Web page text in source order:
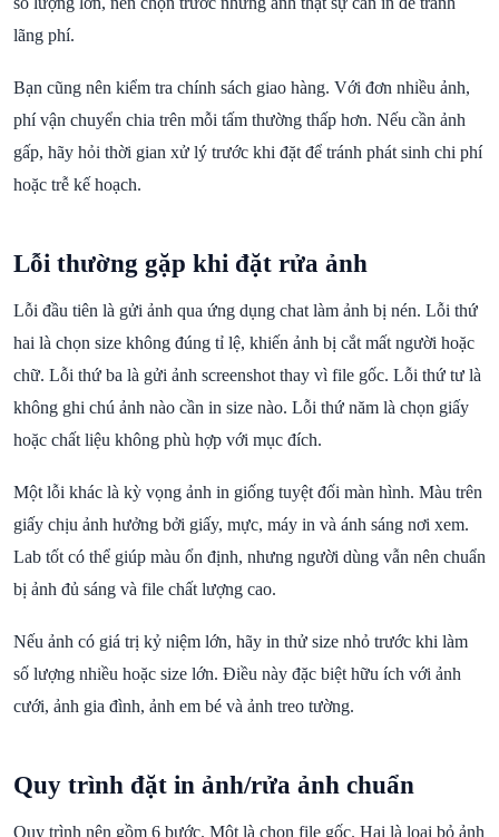
lãng phí.
Bạn cũng nên kiểm tra chính sách giao hàng. Với đơn nhiều ảnh,
phí vận chuyển chia trên mỗi tấm thường thấp hơn. Nếu cần ảnh
gấp, hãy hỏi thời gian xử lý trước khi đặt để tránh phát sinh chi phí
hoặc trễ kế hoạch.
Lỗi thường gặp khi đặt rửa ảnh
Lỗi đầu tiên là gửi ảnh qua ứng dụng chat làm ảnh bị nén. Lỗi thứ
hai là chọn size không đúng tỉ lệ, khiến ảnh bị cắt mất người hoặc
chữ. Lỗi thứ ba là gửi ảnh screenshot thay vì file gốc. Lỗi thứ tư là
không ghi chú ảnh nào cần in size nào. Lỗi thứ năm là chọn giấy
hoặc chất liệu không phù hợp với mục đích.
Một lỗi khác là kỳ vọng ảnh in giống tuyệt đối màn hình. Màu trên
giấy chịu ảnh hưởng bởi giấy, mực, máy in và ánh sáng nơi xem.
Lab tốt có thể giúp màu ổn định, nhưng người dùng vẫn nên chuẩn
bị ảnh đủ sáng và file chất lượng cao.
Nếu ảnh có giá trị kỷ niệm lớn, hãy in thử size nhỏ trước khi làm
số lượng nhiều hoặc size lớn. Điều này đặc biệt hữu ích với ảnh
cưới, ảnh gia đình, ảnh em bé và ảnh treo tường.
Quy trình đặt in ảnh/rửa ảnh chuẩn
Quy trình nên gồm 6 bước. Một là chọn file gốc. Hai là loại bỏ ảnh